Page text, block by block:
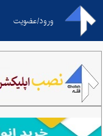
ورود/عضویت